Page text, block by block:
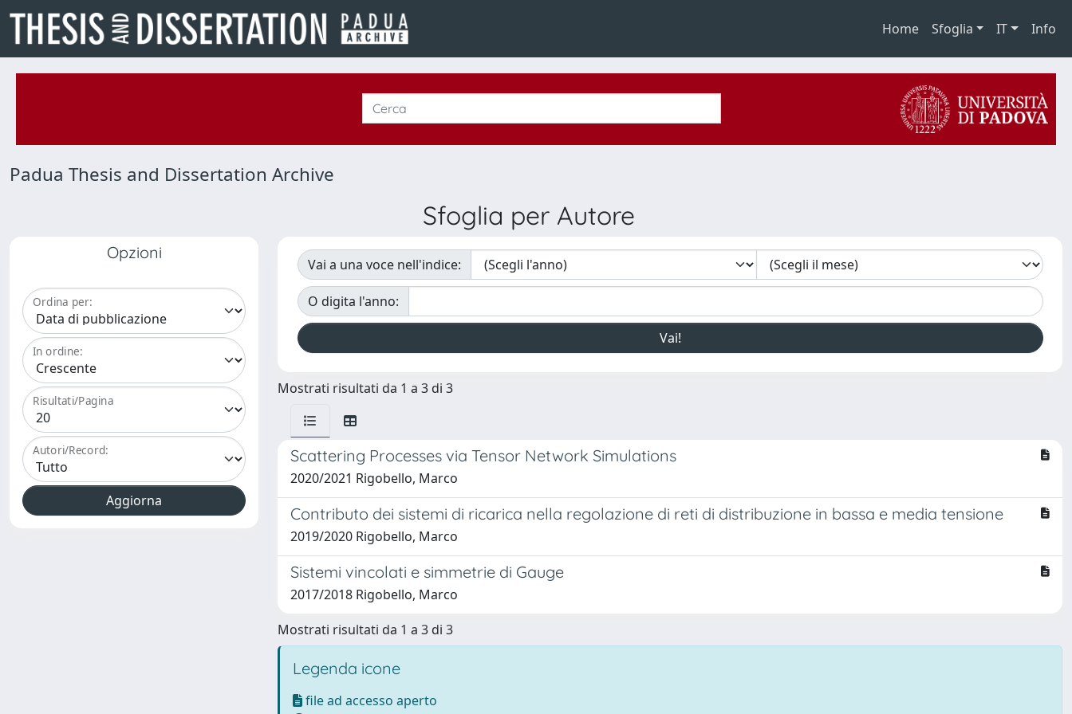
Home Sfoglia IT Info
Padua Thesis and Dissertation Archive
Sfoglia per Autore
Opzioni
Ordina per:
In ordine:
Risultati/Pagina
Autori/Record:
Vai a una voce nell'indice:
O digita l'anno:
Mostrati risultati da 1 a 3 di 3
Scattering Processes via Tensor Network Simulations
2020/2021 Rigobello, Marco
Contributo dei sistemi di ricarica nella regolazione di reti di distribuzione in bassa e media tensione
2019/2020 Rigobello, Marco
Sistemi vincolati e simmetrie di Gauge
2017/2018 Rigobello, Marco
Mostrati risultati da 1 a 3 di 3
Legenda icone
file ad accesso aperto